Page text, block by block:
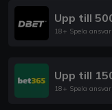
Upp till
18+ Spela
Upp till
18+ Spela